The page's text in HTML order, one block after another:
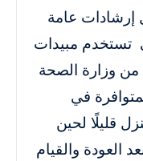
إرشادات عامة
تستخدم مبيدات
وزارة الصحة
في
قليلًا لحين
العودة والقيام